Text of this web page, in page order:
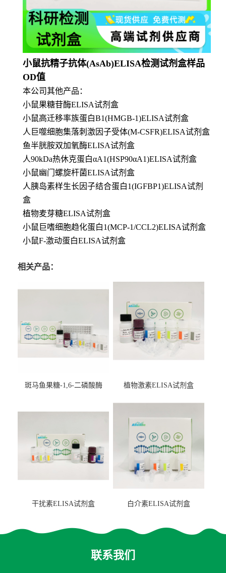
小鼠抗精子抗体(AsAb)ELISA检测试剂盒样品
OD值
本公司其他产品：
小鼠果糖苷酶ELISA试剂盒
小鼠高迁移率族蛋白B1(HMGB-1)ELISA试剂盒
人巨噬细胞集落刺激因子受体(M-CSFR)ELISA试剂盒
鱼半胱胺双加氧酶ELISA试剂盒
人90kDa热休克蛋白αA1(HSP90αA1)ELISA试剂盒
小鼠幽门螺旋杆菌ELISA试剂盒
人胰岛素样生长因子结合蛋白1(IGFBP1)ELISA试剂
盒
植物麦芽糖ELISA试剂盒
小鼠巨嗜细胞趋化蛋白1(MCP-1/CCL2)ELISA试剂盒
小鼠F-激动蛋白ELISA试剂盒
相关产品：
斑马鱼果糖-1,6-二磷酸酶
盒
植物激素ELISA试剂盒
干扰素ELISA试剂盒 白介素ELISA试剂盒
联系我们